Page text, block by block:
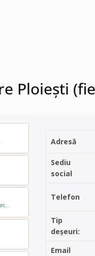
Ploiești
Adresă
Sediu
social
Telefon
Tip
deșeuri:
Email